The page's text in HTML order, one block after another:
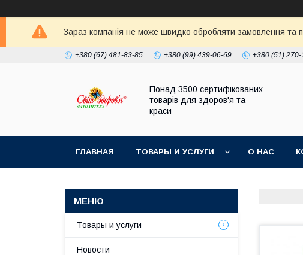
Зараз компанія не може швидко обробляти замовлення та
+380 (67) 481-83-85 +380 (99) 439-06-69 +380 (51) 270-
Понад 3500 сертифікованих
товарів для здоров'я та
краси
ГЛАВНАЯ ТОВАРЫ И УСЛУГИ О НАС
Товары и услуги
Новости